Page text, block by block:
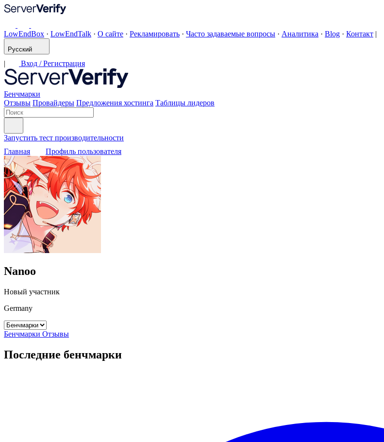
LowEndBox · LowEndTalk · О сайте · Рекламировать · Часто задаваемые вопросы · Аналитика · Blog · Контакт |
Русский
| Вход / Регистрация
Бенчмарки
Отзывы Провайдеры Предложения хостинга Таблицы лидеров
Запустить тест производительности
Главная
Профиль пользователя
Nanoo
Новый участник
Germany
Бенчмарки Отзывы
Последние бенчмарки